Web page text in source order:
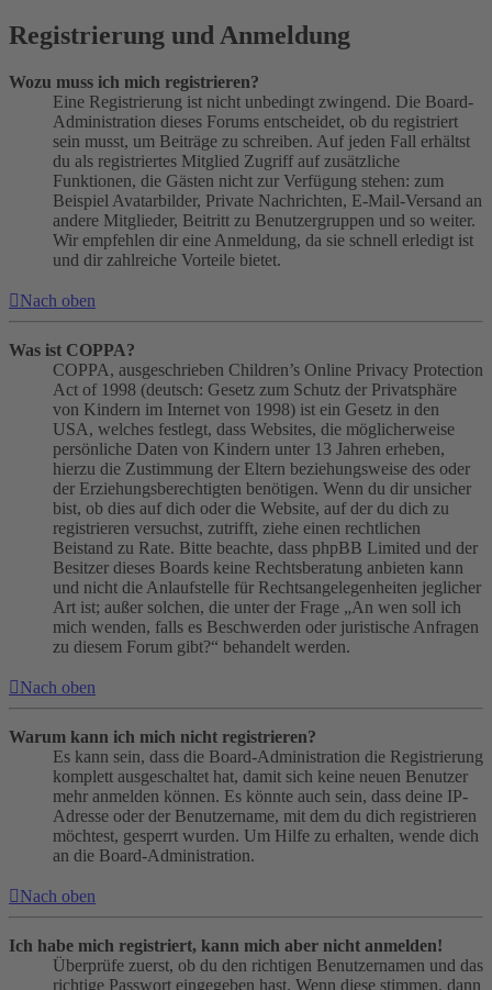
Registrierung und Anmeldung
Wozu muss ich mich registrieren?
Eine Registrierung ist nicht unbedingt zwingend. Die Board-
Administration dieses Forums entscheidet, ob du registriert
sein musst, um Beiträge zu schreiben. Auf jeden Fall erhältst
du als registriertes Mitglied Zugriff auf zusätzliche
Funktionen, die Gästen nicht zur Verfügung stehen: zum
Beispiel Avatarbilder, Private Nachrichten, E-Mail-Versand an
andere Mitglieder, Beitritt zu Benutzergruppen und so weiter.
Wir empfehlen dir eine Anmeldung, da sie schnell erledigt ist
und dir zahlreiche Vorteile bietet.
Nach oben
Was ist COPPA?
COPPA, ausgeschrieben Children’s Online Privacy Protection
Act of 1998 (deutsch: Gesetz zum Schutz der Privatsphäre
von Kindern im Internet von 1998) ist ein Gesetz in den
USA, welches festlegt, dass Websites, die möglicherweise
persönliche Daten von Kindern unter 13 Jahren erheben,
hierzu die Zustimmung der Eltern beziehungsweise des oder
der Erziehungsberechtigten benötigen. Wenn du dir unsicher
bist, ob dies auf dich oder die Website, auf der du dich zu
registrieren versuchst, zutrifft, ziehe einen rechtlichen
Beistand zu Rate. Bitte beachte, dass phpBB Limited und der
Besitzer dieses Boards keine Rechtsberatung anbieten kann
und nicht die Anlaufstelle für Rechtsangelegenheiten jeglicher
Art ist; außer solchen, die unter der Frage „An wen soll ich
mich wenden, falls es Beschwerden oder juristische Anfragen
zu diesem Forum gibt?“ behandelt werden.
Nach oben
Warum kann ich mich nicht registrieren?
Es kann sein, dass die Board-Administration die Registrierung
komplett ausgeschaltet hat, damit sich keine neuen Benutzer
mehr anmelden können. Es könnte auch sein, dass deine IP-
Adresse oder der Benutzername, mit dem du dich registrieren
möchtest, gesperrt wurden. Um Hilfe zu erhalten, wende dich
an die Board-Administration.
Nach oben
Ich habe mich registriert, kann mich aber nicht anmelden!
Überprüfe zuerst, ob du den richtigen Benutzernamen und das
richtige Passwort eingegeben hast. Wenn diese stimmen, dann